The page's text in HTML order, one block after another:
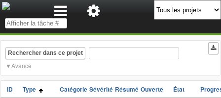
Rechercher dans ce projet
Avancé
ID Type Catégorie Sévérité Résumé Ouverte État